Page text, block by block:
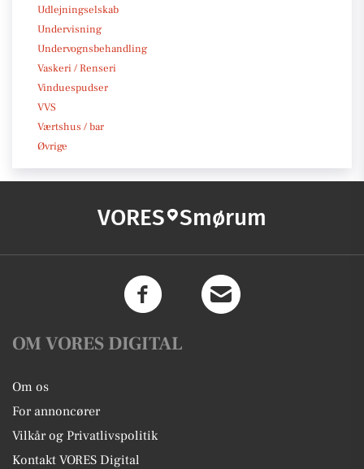
Udlejningselskab
Undervisning
Undervognsbehandling
Vaskeri / Renseri
Vinduespudser
VVS
Værtshus / bar
Øvrige
VORES Smørum
OM VORES DIGITAL
Om os
For annoncører
Vilkår og Privatlivspolitik
Kontakt VORES Digital